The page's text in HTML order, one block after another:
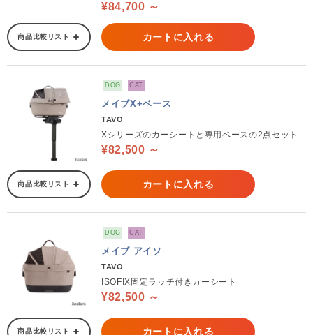
¥84,700 ～
商品比較リスト カートに入れる
DOG CAT
メイブX+ベース
TAVO
Xシリーズのカーシートと専用ベースの2点セット
¥82,500 ～
商品比較リスト カートに入れる
DOG CAT
メイブ アイソ
TAVO
ISOFIX固定ラッチ付きカーシート
¥82,500 ～
商品比較リスト カートに入れる